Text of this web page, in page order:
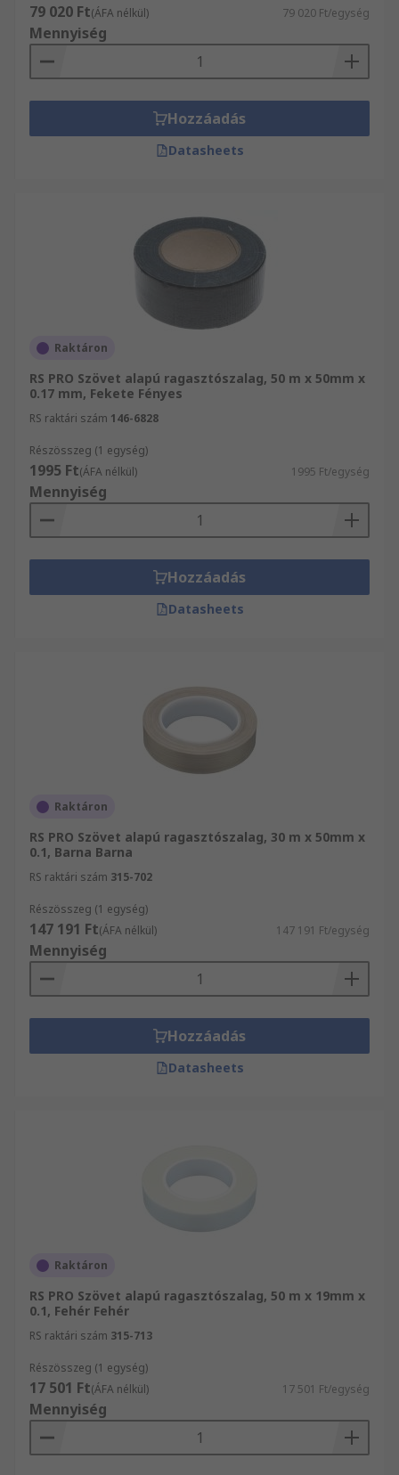
79 020 Ft(ÁFA nélkül) 79 020 Ft/egység
Mennyiség
Hozzáadás
Datasheets
Raktáron
RS PRO Szövet alapú ragasztószalag, 50 m x 50mm x
0.17 mm, Fekete Fényes
RS raktári szám 146-6828
Részösszeg (1 egység)
1995 Ft(ÁFA nélkül) 1995 Ft/egység
Mennyiség
Hozzáadás
Datasheets
Raktáron
RS PRO Szövet alapú ragasztószalag, 30 m x 50mm x
0.1, Barna Barna
RS raktári szám 315-702
Részösszeg (1 egység)
147 191 Ft(ÁFA nélkül) 147 191 Ft/egység
Mennyiség
Hozzáadás
Datasheets
Raktáron
RS PRO Szövet alapú ragasztószalag, 50 m x 19mm x
0.1, Fehér Fehér
RS raktári szám 315-713
Részösszeg (1 egység)
17 501 Ft(ÁFA nélkül) 17 501 Ft/egység
Mennyiség